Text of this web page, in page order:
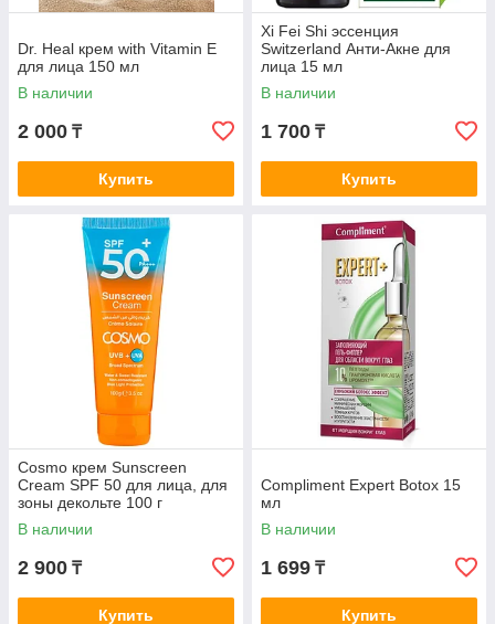
Dr. Heal крем with Vitamin E
для лица 150 мл
В наличии
2 000 ₸
Купить
Xi Fei Shi эссенция
Switzerland Анти-Aкне для
лица 15 мл
В наличии
1 700 ₸
Купить
Cosmo крем Sunscreen
Cream SPF 50 для лица, для
зоны декольте 100 г
В наличии
2 900 ₸
Купить
Compliment Expert Botox 15
мл
В наличии
1 699 ₸
Купить